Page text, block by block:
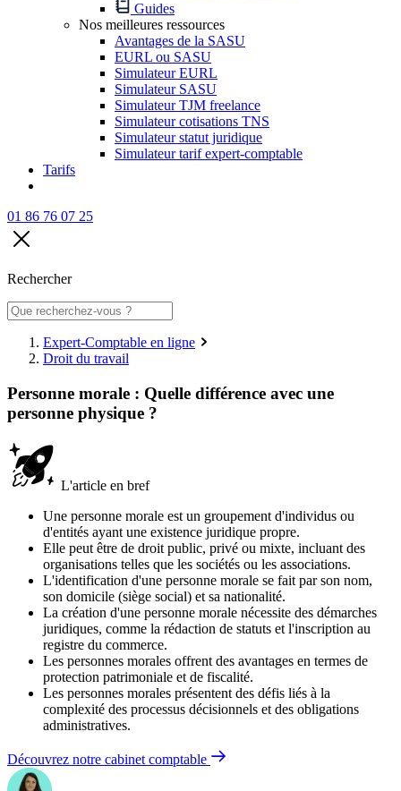
Guides
Nos meilleures ressources
Avantages de la SASU
EURL ou SASU
Simulateur EURL
Simulateur SASU
Simulateur TJM freelance
Simulateur cotisations TNS
Simulateur statut juridique
Simulateur tarif expert-comptable
Tarifs
01 86 76 07 25
Rechercher
Expert-Comptable en ligne
Droit du travail
Personne morale : Quelle différence avec une
personne physique ?
L'article en bref
Une personne morale est un groupement d'individus ou
d'entités ayant une existence juridique propre.
Elle peut être de droit public, privé ou mixte, incluant des
organisations telles que les sociétés ou les associations.
L'identification d'une personne morale se fait par son nom,
son domicile (siège social) et sa nationalité.
La création d'une personne morale nécessite des démarches
juridiques, comme la rédaction de statuts et l'inscription au
registre du commerce.
Les personnes morales offrent des avantages en termes de
protection patrimoniale et de fiscalité.
Les personnes morales présentent des défis liés à la
complexité des processus décisionnels et des obligations
administratives.
Découvrez notre cabinet comptable